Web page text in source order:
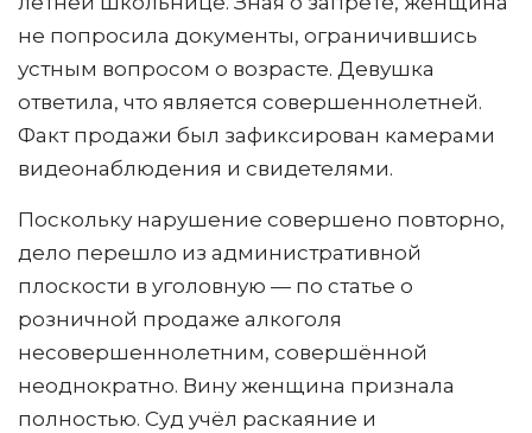
не попросила документы, ограничившись
устным вопросом о возрасте. Девушка
ответила, что является совершеннолетней.
Факт продажи был зафиксирован камерами
видеонаблюдения и свидетелями.
Поскольку нарушение совершено повторно,
дело перешло из административной
плоскости в уголовную — по статье о
розничной продаже алкоголя
несовершеннолетним, совершённой
неоднократно. Вину женщина признала
полностью. Суд учёл раскаяние и